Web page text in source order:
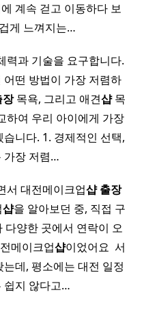
계속 걷고 이동하다 보
게 느껴지는…
력과 기술을 요구합니다.
떤 방법이 가장 저렴하
장목욕, 그리고 애견샵목
하여 우리 아이에게 가장
니다. 1. 경제적인 선택,
가장 저렴…
서 대전메이크업샵 출장
샵을 알아보던 중, 직접 구
다양한 곳에서 연락이 오
메이크업샵이었어요​​ ​ 서
데, 평소에는 대전 일정
쉽지 않다고…